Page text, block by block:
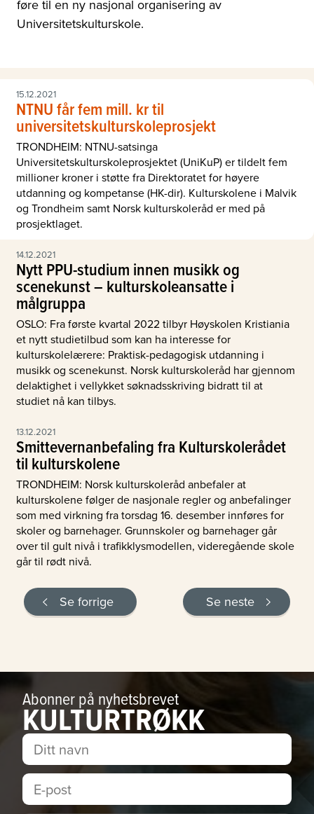
føre til en ny nasjonal organisering av
Universitetskulturskole.
15.12.2021
NTNU får fem mill. kr til
universitetskulturskoleprosjekt
TRONDHEIM: NTNU-satsinga
Universitetskulturskoleprosjektet (UniKuP) er tildelt fem
millioner kroner i støtte fra Direktoratet for høyere
utdanning og kompetanse (HK-dir). Kulturskolene i Malvik
og Trondheim samt Norsk kulturskoleråd er med på
prosjektlaget.
14.12.2021
Nytt PPU-studium innen musikk og
scenekunst – kulturskoleansatte i
målgruppa
OSLO: Fra første kvartal 2022 tilbyr Høyskolen Kristiania
et nytt studietilbud som kan ha interesse for
kulturskolelærere: Praktisk-pedagogisk utdanning i
musikk og scenekunst. Norsk kulturskoleråd har gjennom
delaktighet i vellykket søknadsskriving bidratt til at
studiet nå kan tilbys.
13.12.2021
Smittevernanbefaling fra Kulturskolerådet
til kulturskolene
TRONDHEIM: Norsk kulturskoleråd anbefaler at
kulturskolene følger de nasjonale regler og anbefalinger
som med virkning fra torsdag 16. desember innføres for
skoler og barnehager. Grunnskoler og barnehager går
over til gult nivå i trafikklysmodellen, videregående skole
går til rødt nivå.
Se forrige Se neste
Abonner på nyhetsbrevet
KULTURTRØKK